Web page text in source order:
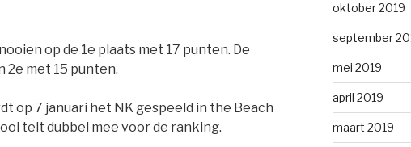
op de 1e plaats met 17 punten. De
2e met 15 punten.
op 7 januari het NK gespeeld in the Beach
telt dubbel mee voor de ranking.
oktober 2019
september
mei 2019
april 2019
maart 2019